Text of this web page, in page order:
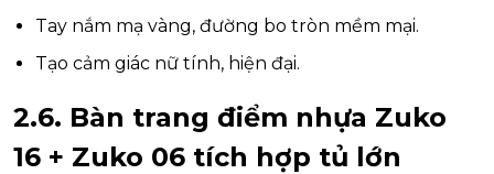
Tay nắm mạ vàng, đường bo tròn mềm mại.
Tạo cảm giác nữ tính, hiện đại.
2.6. Bàn trang điểm nhựa Zuko
16 + Zuko 06 tích hợp tủ lớn